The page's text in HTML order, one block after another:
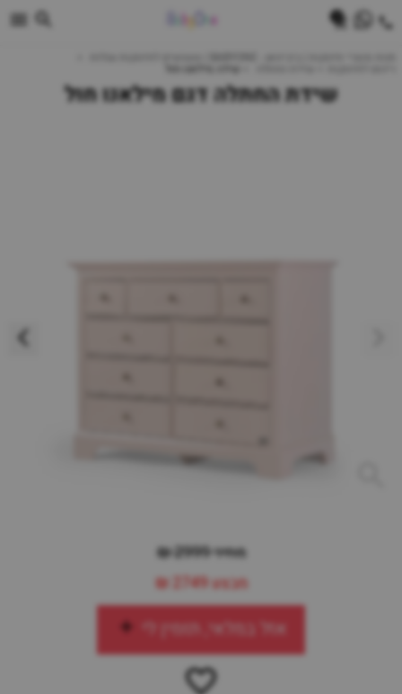
שידת החתלה דגם מילאנו חול
מחיר 2999 ₪
מבצע2749 ₪
אזל במלאי, תזמין לי